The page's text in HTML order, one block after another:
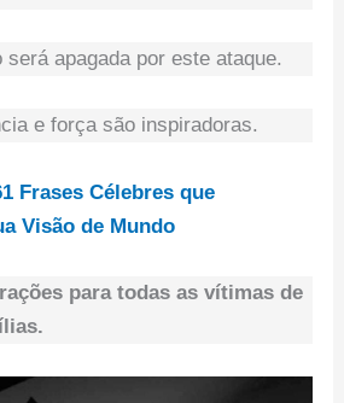
apagada por este ataque.
e força são inspiradoras.
Frases Célebres que
Visão de Mundo
para todas as vítimas de